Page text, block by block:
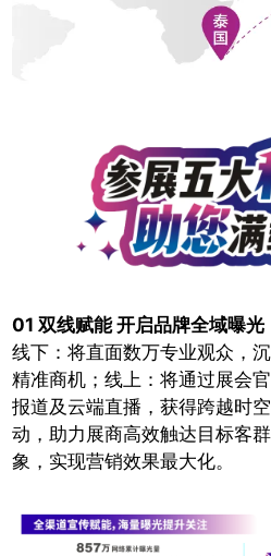
01 双线赋能 开启品牌全域曝光
线下：将直面数万专业观众，
精准商机；线上：将通过展会
报道及云端直播，获得跨越时
动，助力展商高效触达目标客
象，实现营销效果最大化。